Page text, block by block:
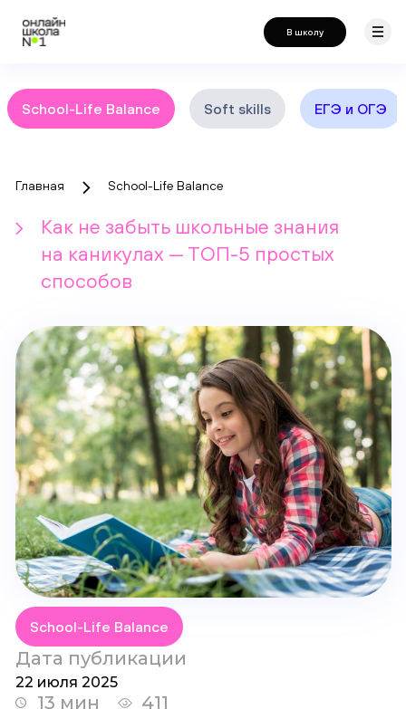
В школу
School-Life Balance Soft skills ЕГЭ и ОГЭ
Главная School-Life Balance
Как не забыть школьные знания
на каникулах — ТОП-5 простых
способов
School-Life Balance
13 мин 411
Дата публикации
22 июля 2025